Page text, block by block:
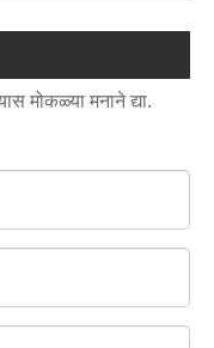
मोकळ्या मनाने द्या.